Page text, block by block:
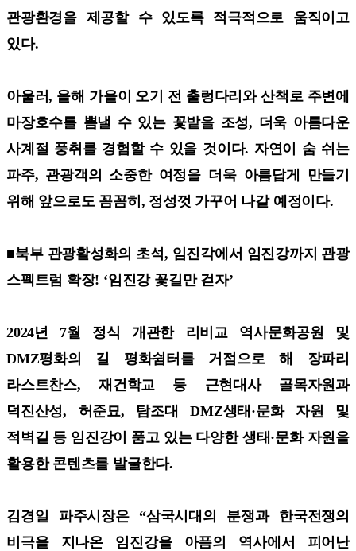
관광환경을 제공할 수 있도록 적극적으로 움직이고
있다.
아울러, 올해 가을이 오기 전 출렁다리와 산책로 주변에
마장호수를 뽐낼 수 있는 꽃밭을 조성, 더욱 아름다운
사계절 풍취를 경험할 수 있을 것이다. 자연이 숨 쉬는
파주, 관광객의 소중한 여정을 더욱 아름답게 만들기
위해 앞으로도 꼼꼼히, 정성껏 가꾸어 나갈 예정이다.
■북부 관광활성화의 초석, 임진각에서 임진강까지 관광
스펙트럼 확장! ‘임진강 꽃길만 걷자’
2024년 7월 정식 개관한 리비교 역사문화공원 및
DMZ평화의 길 평화쉼터를 거점으로 해 장파리
라스트찬스, 재건학교 등 근현대사 골목자원과
덕진산성, 허준묘, 탐조대 DMZ생태·문화 자원 및
적벽길 등 임진강이 품고 있는 다양한 생태·문화 자원을
활용한 콘텐츠를 발굴한다.
김경일 파주시장은 “삼국시대의 분쟁과 한국전쟁의
비극을 지나온 임진강을 아픔의 역사에서 피어난